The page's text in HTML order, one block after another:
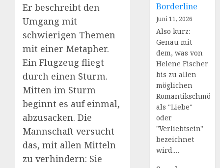
Er beschreibt den
Umgang mit
schwierigen Themen
mit einer Metapher.
Ein Flugzeug fliegt
durch einen Sturm.
Mitten im Sturm
beginnt es auf einmal,
abzusacken. Die
Mannschaft versucht
das, mit allen Mitteln
zu verhindern: Sie
Borderline
Juni 11, 2026
Also kurz:
Genau mit
dem, was von
Helene Fischer
bis zu allen
möglichen
als "Liebe"
oder
"Verliebtsein"
bezeichnet
wird.…